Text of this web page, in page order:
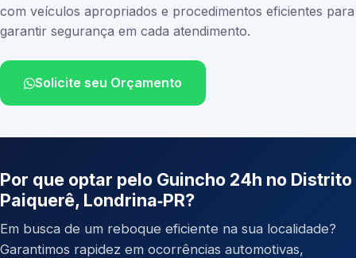
com veículos apropriados e procedimentos eficientes para
garantir segurança em cada atendimento.
Solicite seu Orçamento
Por que optar pelo Guincho 24h no Distrito
Paiquerê, Londrina‑PR?
Em busca de um reboque eficiente na sua localidade?
Garantimos rapidez em ocorrências automotivas,